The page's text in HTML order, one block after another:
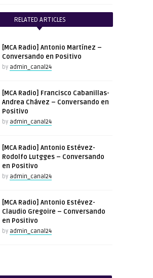
RELATED ARTICLES
[MCA Radio] Antonio Martínez –
Conversando en Positivo
by admin_canal24
[MCA Radio] Francisco Cabanillas-
Andrea Chávez – Conversando en
Positivo
by admin_canal24
[MCA Radio] Antonio Estévez-
Rodolfo Lutgges – Conversando
en Positivo
by admin_canal24
[MCA Radio] Antonio Estévez-
Claudio Gregoire – Conversando
en Positivo
by admin_canal24